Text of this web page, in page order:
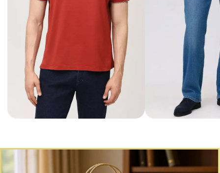
Индивидуальные решения для бизнеса
и статусных подарков
КОРПОРАТИВНЫЙ ПОШИВ
И ПОДАРКИ
подробнее